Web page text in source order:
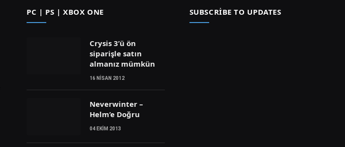
PC | PS | XBOX ONE
Crysis 3’ü ön
siparişle satın
almanız mümkün
16 NISAN 2012
Neverwinter –
Helm’e Doğru
04 EKIM 2013
SUBSCRIBE TO UPDATES